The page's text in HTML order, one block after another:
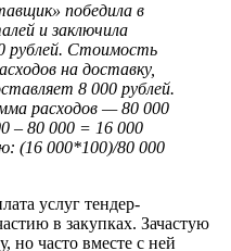
победила в
и заключила
рублей. Стоимость
на доставку,
8 000 рублей.
расходов — 80 000
– 80 000 = 16 000
(16 000*100)/80 000
услуг тендер-
в закупках. Зачастую
но часто вместе с ней